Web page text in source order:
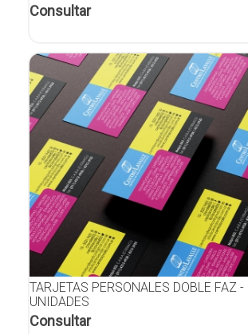
Consultar
TARJETAS PERSONALES DOBLE FAZ
UNIDADES
Consultar